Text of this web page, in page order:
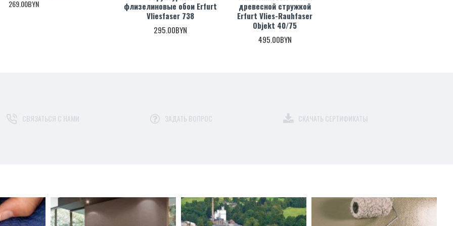
269.00BYN
флизелиновые обои Erfurt
Vliesfaser 738
295.00BYN
древесной стружкой
Erfurt Vlies-Rauhfaser
Objekt 40/75
495.00BYN
СВЯЗАТЬСЯ С НАМИ ЗАДАТЬ ВОПРОС СКАЧАТЬ СЕРТИФИКАТЫ